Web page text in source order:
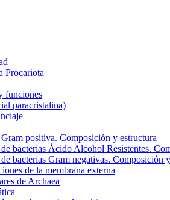
Procariota
funciones
paracristalina)
positiva. Composición y estructura
bacterias Ácido Alcohol Resistentes.
bacterias Gram negativas. Composición
de la membrana externa
de Archaea